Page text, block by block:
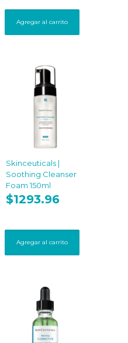
Agregar al carrito
Skinceuticals |
Soothing Cleanser
Foam 150ml
$1293.96
Agregar al carrito